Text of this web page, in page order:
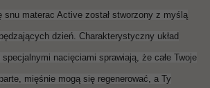
snu materac Active został stworzony z myślą
dzień. Charakterystyczny układ
nacięciami sprawiają, że całe Twoje
mięśnie mogą się regenerować, a Ty